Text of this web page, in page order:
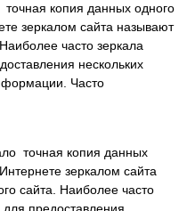
копия данных одного
зеркалом сайта называют
часто зеркала
нескольких
Часто
точная копия данных
зеркалом сайта
сайта. Наиболее часто